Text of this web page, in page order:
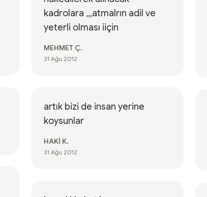
kadrolara ,,,atmalrın adil ve
yeterli olması iiçin
MEHMET Ç.
31 Ağu 2012
artık bizi de insan yerine
koysunlar
HAKİ K.
31 Ağu 2012